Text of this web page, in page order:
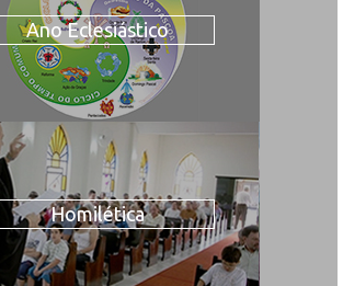
Ano Eclesiástico
Homilética